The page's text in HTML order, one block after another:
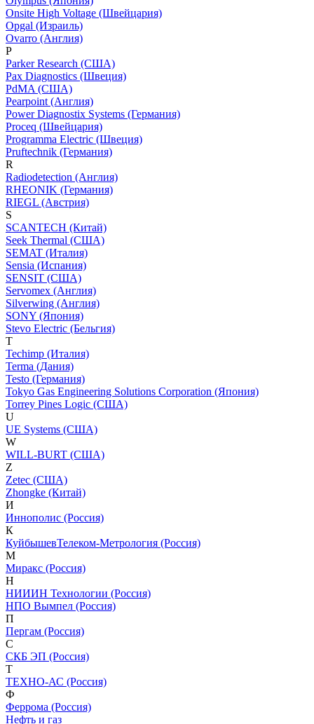
Onsite High Voltage (Швейцария)
Opgal (Израиль)
Ovarro (Англия)
P
Parker Research (США)
Pax Diagnostics (Швеция)
PdMA (США)
Pearpoint (Англия)
Power Diagnostix Systems (Германия)
Proceq (Швейцария)
Programma Electric (Швеция)
Pruftechnik (Германия)
R
Radiodetection (Англия)
RHEONIK (Германия)
RIEGL (Австрия)
S
SCANTECH (Китай)
Seek Thermal (США)
SEMAT (Италия)
Sensia (Испания)
SENSIT (США)
Servomex (Англия)
Silverwing (Англия)
SONY (Япония)
Stevo Electric (Бельгия)
T
Techimp (Италия)
Terma (Дания)
Testo (Германия)
Tokyo Gas Engineering Solutions Corporation (Япония)
Torrey Pines Logic (США)
U
UE Systems (США)
W
WILL-BURT (США)
Z
Zetec (США)
Zhongke (Китай)
И
Иннополис (Россия)
К
КуйбышевТелеком-Метрология (Россия)
М
Миракс (Россия)
Н
НИИИН Технологии (Россия)
НПО Вымпел (Россия)
П
Пергам (Россия)
С
СКБ ЭП (Россия)
Т
ТЕХНО-АС (Россия)
Ф
Феррома (Россия)
Нефть и газ